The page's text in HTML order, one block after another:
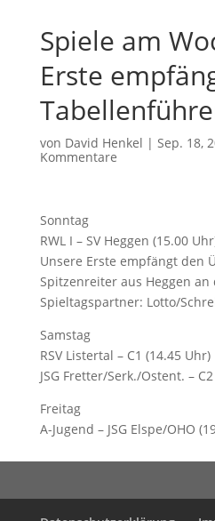
Spiele am
Erste
von David Henkel | Sep. 18,
Kommentare
Sonntag
RWL I – SV Heggen (15.00
Unsere Erste empfängt den
Spitzenreiter aus Heggen an
Spieltagspartner: Lotto/
Samstag
RSV Listertal – C1 (14.45 Uhr)
JSG Fretter/Serk./Ostent. –
Freitag
A-Jugend – JSG Elspe/OHO